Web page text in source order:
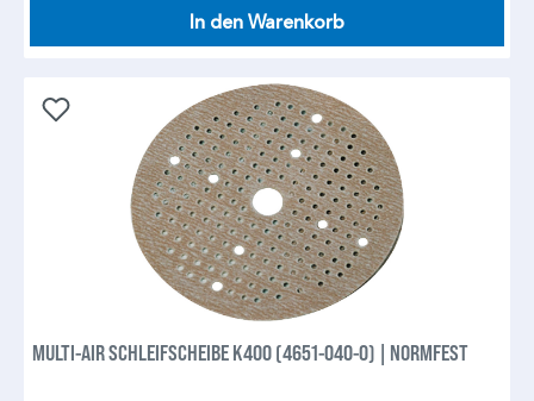
In den Warenkorb
MULTI-AIR SCHLEIFSCHEIBE K400 (4651-040-0) | NORMFEST